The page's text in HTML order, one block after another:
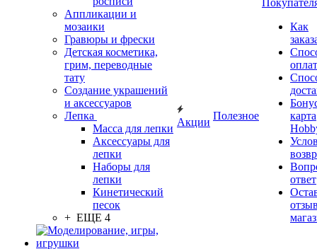
Аппликации и
мозаики
Гравюры и фрески
Детская косметика,
грим, переводные
тату
Создание украшений
и аксессуаров
Лепка
Масса для лепки
Аксессуары для
лепки
Наборы для
лепки
Кинетический
песок
+ ЕЩЕ 4
Акции
Полезное
Как
карта
ответ